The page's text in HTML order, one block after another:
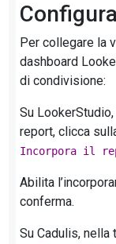
Per collegare la
dashboard
di condivisione:
Su
report, clicca
Incorpora il
Abilita
conferma.
Su Cadulis, nella